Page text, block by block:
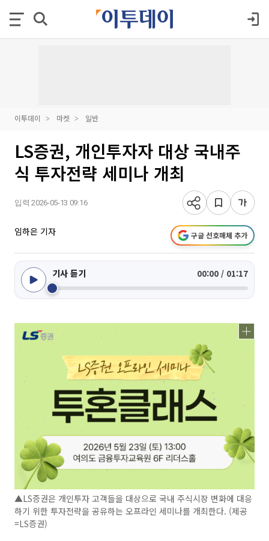
이투데이 마켓 일반
LS증권, 개인투자자 대상 국내주
식 투자전략 세미나 개최
입력 2026-05-13 09:16
임하은 기자 구글 선호매체 추가
기사 듣기 00:00 / 01:17
▲LS증권은 개인투자 고객들을 대상으로 국내 주식시장 변화에 대응
하기 위한 투자전략을 공유하는 오프라인 세미나를 개최한다. (제공
=LS증권)